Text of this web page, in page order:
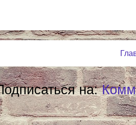
на: